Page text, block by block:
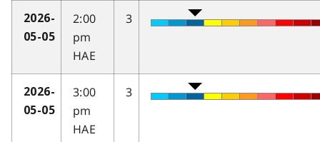
2026-
05-05
2:00
pm
HAE
3
2026-
05-05
3:00
pm
HAE
3